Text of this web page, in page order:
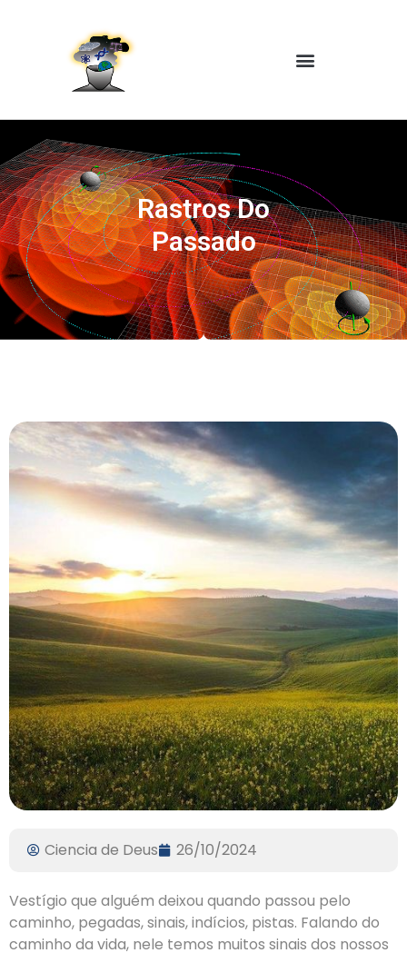
Rastros Do
Passado
Ciencia de Deus 26/10/2024
Vestígio que alguém deixou quando passou pelo
caminho, pegadas, sinais, indícios, pistas. Falando do
caminho da vida, nele temos muitos sinais dos nossos